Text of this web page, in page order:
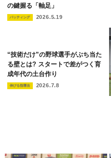
の鍵握る「軸足」
バッティング 2026.5.19
“技術だけ”の野球選手がぶち当た
る壁とは? スタートで差がつく育
成年代の土台作り
伸びる指導法 2026.7.8